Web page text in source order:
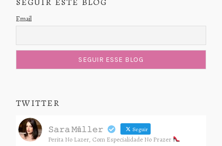
Email
TWITTER
𝚂𝚊𝚛𝚊 𝙼ü𝚕𝚕𝚎𝚛 Seguir
Perita No Lazer, Com Especialidade No Prazer